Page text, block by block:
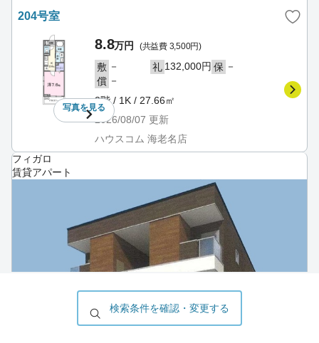
204号室
写真を見る
8.8万円 (共益費 3,500円)
敷 － 礼 132,000円 保 －
償 －
2階 / 1K / 27.66㎡
2026/08/07 更新
ハウスコム 海老名店
フィガロ
賃貸アパート
検索条件を確認・変更する